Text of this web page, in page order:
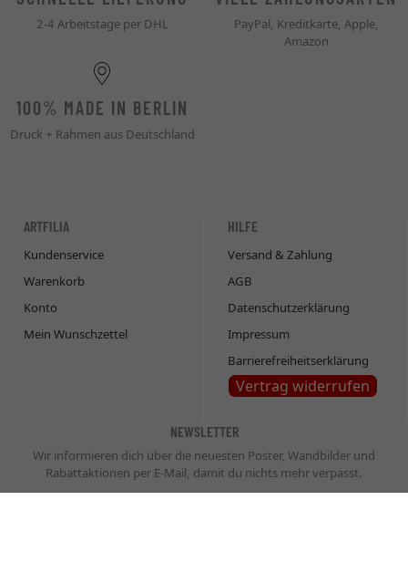
2-4 Arbeitstage per DHL
PayPal, Kreditkarte, Apple,
Amazon
100% MADE IN BERLIN
Druck + Rahmen aus Deutschland
ARTFILIA
Kundenservice
Warenkorb
Konto
Mein Wunschzettel
HILFE
Versand & Zahlung
AGB
Datenschutzerklärung
Impressum
Barrierefreiheitserklärung
Vertrag widerrufen
NEWSLETTER
Wir informieren dich über die neuesten Poster, Wandbilder und
Rabattaktionen per E-Mail, damit du nichts mehr verpasst.